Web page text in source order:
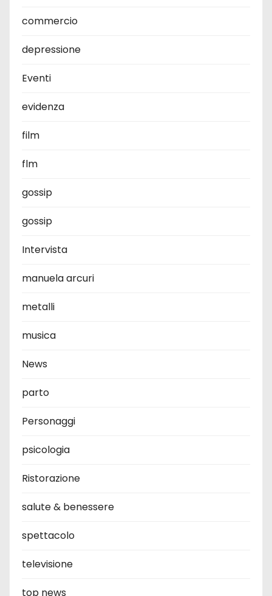
commercio
depressione
Eventi
evidenza
film
flm
gossip
gossip
Intervista
manuela arcuri
metalli
musica
News
parto
Personaggi
psicologia
Ristorazione
salute & benessere
spettacolo
televisione
top news